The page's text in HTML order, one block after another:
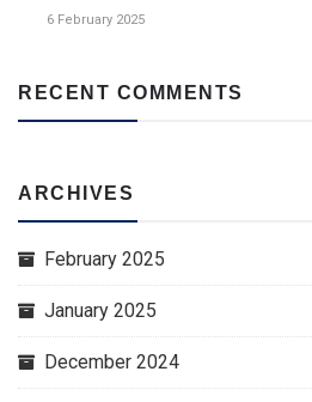
6 February 2025
RECENT COMMENTS
ARCHIVES
February 2025
January 2025
December 2024